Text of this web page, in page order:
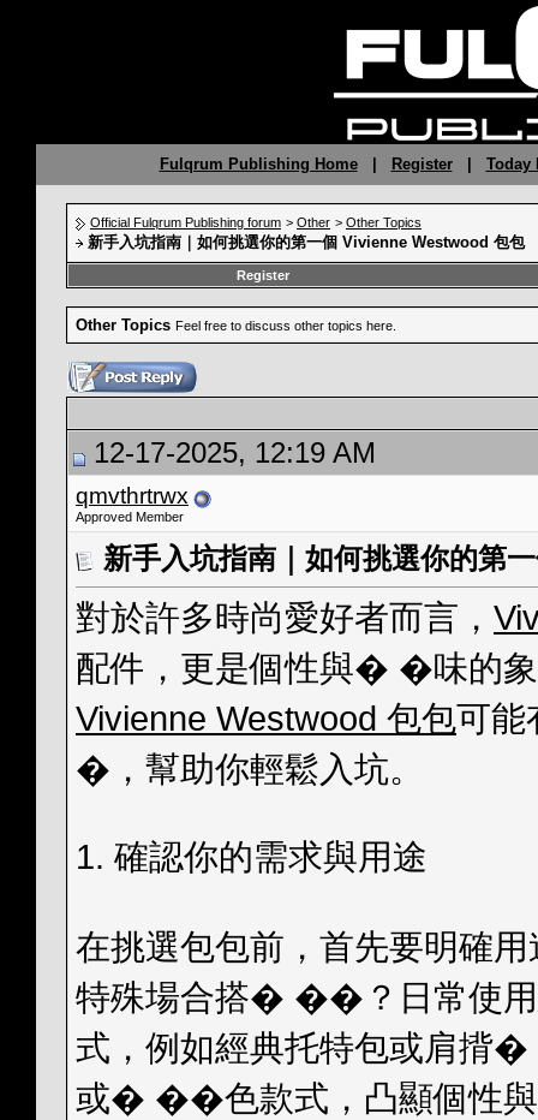
Fulqrum Publishing Home| Register| Today
Official Fulqrum Publishing forum > Other > Other Topics
新手入坑指南｜如何挑選你的第一個 Vivienne Westwood 包包
Register
Other Topics Feel free to discuss other topics here.
12-17-2025, 12:19 AM
qmvthrtrwx
Approved Member
新手入坑指南｜如何挑選你的第
對於許多時尚愛好者而言，
配件，更是個性與� �味的
Vivienne Westwood 包包可能
�，幫助你輕鬆入坑。
1. 確認你的需求與用途
在挑選包包前，首先要明確
特殊場合搭� ��？日常使用
式，例如經典托特包或肩揹
或� ��色款式，凸顯個性與